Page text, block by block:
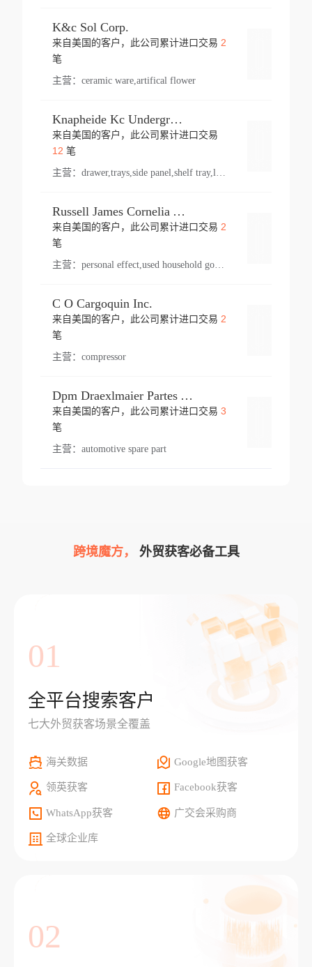
K&c Sol Corp.
来自美国的客户，此公司累计进口交易 2
笔
主营： ceramic ware,artifical flower
Knapheide Kc Underground
来自美国的客户，此公司累计进口交易
12 笔
主营：
Russell James Cornelia Arlington Va
来自美国的客户，此公司累计进口交易 2
笔
主营： personal effect,used household goods
C O Cargoquin Inc.
来自美国的客户，此公司累计进口交易 2
笔
主营： compressor
Dpm Draexlmaier Partes Automotrices Corr Ind Huejotzingo
来自美国的客户，此公司累计进口交易 3
笔
主营： automotive spare part
跨境魔方， 外贸获客必备工具
01
全平台搜索客户
七大外贸获客场景全覆盖
海关数据 Google地图获客
领英获客 Facebook获客
WhatsApp获客 广交会采购商
全球企业库
02